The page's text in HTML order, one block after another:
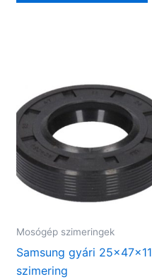
Mosógép szimeringek
Samsung gyári 25x47x11
szimering